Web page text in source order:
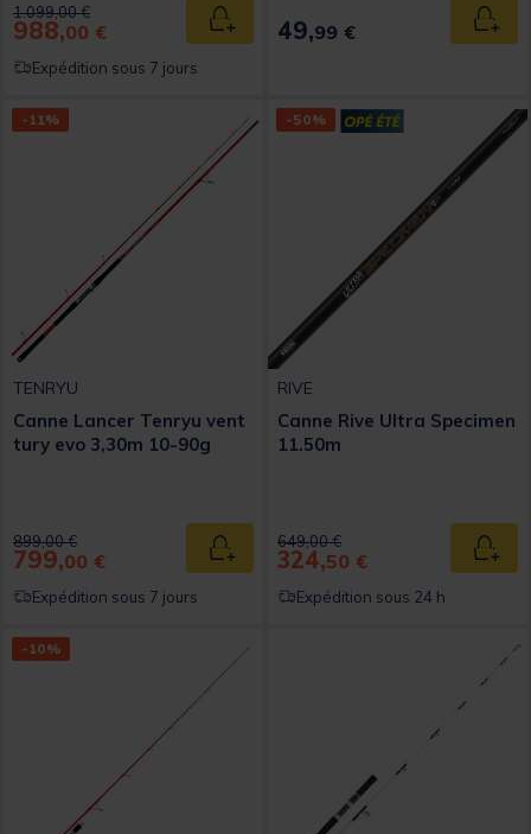
Price reduced from
1.099,00 €to
988,00 € Ajouter au panier
Expédition sous 7 jours
49,99 €
-11%
TENRYU
Canne Lancer Tenryu vent
tury evo 3,30m 10-90g
Price reduced from
899,00 €to
799,00 € Ajouter au panier
Expédition sous 7 jours
-50%
RIVE
Canne Rive Ultra Specimen
11.50m
Price reduced from
649,00 €to
324,50 €
Expédition sous 24 h
-10%